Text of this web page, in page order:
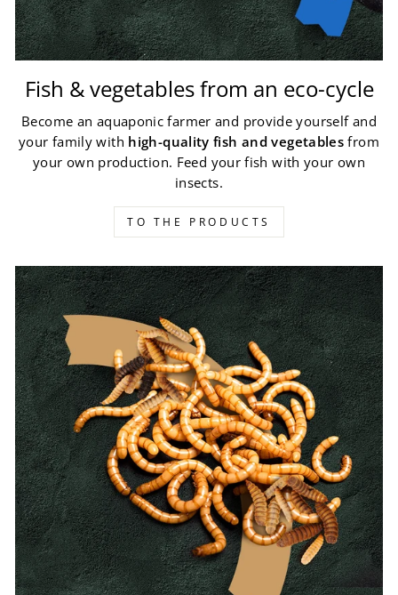
Fish & vegetables from an eco-cycle
Become an aquaponic farmer and provide yourself and
your family with high-quality fish and vegetables from
your own production. Feed your fish with your own
insects.
TO THE PRODUCTS